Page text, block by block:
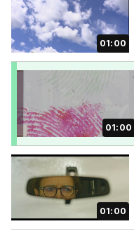
01:00
01:00
01:00